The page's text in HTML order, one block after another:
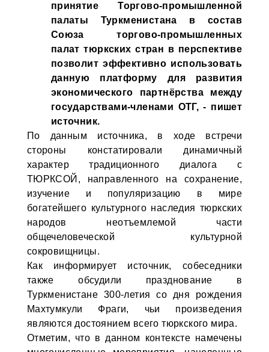
принятие Торгово-промышленной
палаты Туркменистана в состав
Союза торгово-промышленных
палат тюркских стран в перспективе
позволит эффективно использовать
данную платформу для развития
экономического партнёрства между
государствами-членами ОТГ, - пишет
источник.
По данным источника, в ходе встречи
стороны констатировали динамичный
характер традиционного диалога с
ТЮРКСОЙ, направленного на сохранение,
изучение и популяризацию в мире
богатейшего культурного наследия тюркских
народов неотъемлемой части
общечеловеческой культурной
сокровищницы.
Как информирует источник, собеседники
также обсудили празднование в
Туркменистане 300-летия со дня рождения
Махтумкули Фраги, чьи произведения
являются достоянием всего тюркского мира.
Отметим, что в данном контексте намечены